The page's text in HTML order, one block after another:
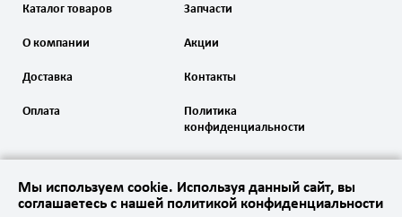
Каталог товаров Запчасти
О компании
Доставка
Оплата
Акции
Контакты
Политика
конфиденциальности
Мы используем cookie. Используя данный сайт, вы
соглашаетесь с нашей политикой конфиденциальности